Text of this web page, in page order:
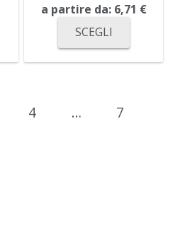
a partire da: 6,71 €
SCEGLI
4 … 7